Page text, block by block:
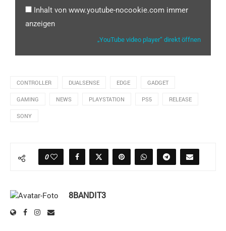
Inhalt von www.youtube-nocookie.com immer
anzeigen
„YouTube video player“ direkt öffnen
CONTROLLER DUALSENSE EDGE GADGET
GAMING NEWS PLAYSTATION PS5 RELEASE
SONY
0
8BANDIT3